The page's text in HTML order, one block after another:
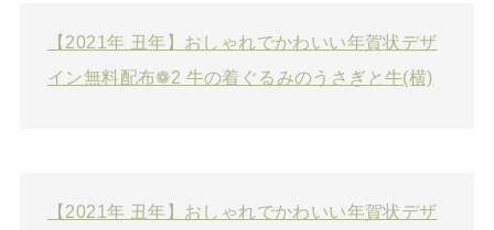
【2021年 丑年】おしゃれでかわいい年賀状デザ
イン無料配布❁2 牛の着ぐるみのうさぎと牛(横)
【2021年 丑年】おしゃれでかわいい年賀状デザ